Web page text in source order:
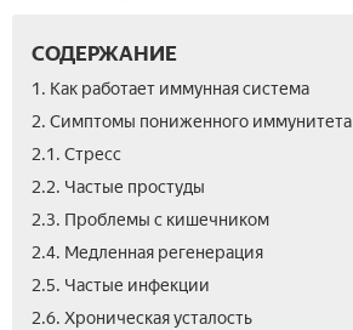
СОДЕРЖАНИЕ
1. Как работает иммунная система
2. Симптомы пониженного иммунитета
2.1. Стресс
2.2. Частые простуды
2.3. Проблемы с кишечником
2.4. Медленная регенерация
2.5. Частые инфекции
2.6. Хроническая усталость